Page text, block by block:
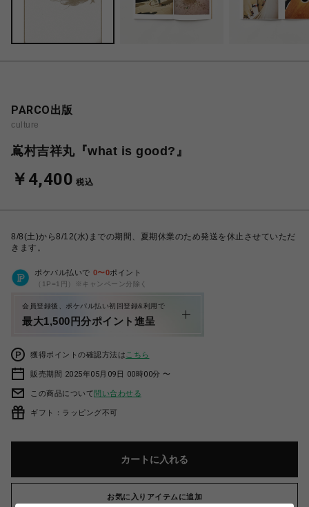
PARCO出版
culture
嶌村吉祥丸『what is good?』
￥4,400 税込
8/8(土)から8/12(水)までの期間、夏期休業のため発送を休止させていただ
きます。
ポケパル払いで 0〜0ポイント
（1P=1円）※キャンペーン分除く
会員登録後、ポケパル払い初回登録&利用で
最大1,500円分ポイント進呈
獲得ポイントの確認方法は こちら
販売期間 2025年05月09日 00時00分 〜
この商品について問い合わせる
ギフト：ラッピング不可
カートに入れる
お気に入りアイテムに追加